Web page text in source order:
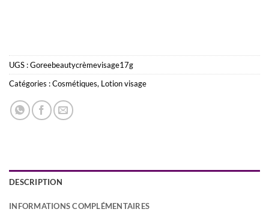
UGS :Goreebeautycrèmevisage17g
Catégories :Cosmétiques, Lotion visage
DESCRIPTION
INFORMATIONS COMPLÉMENTAIRES